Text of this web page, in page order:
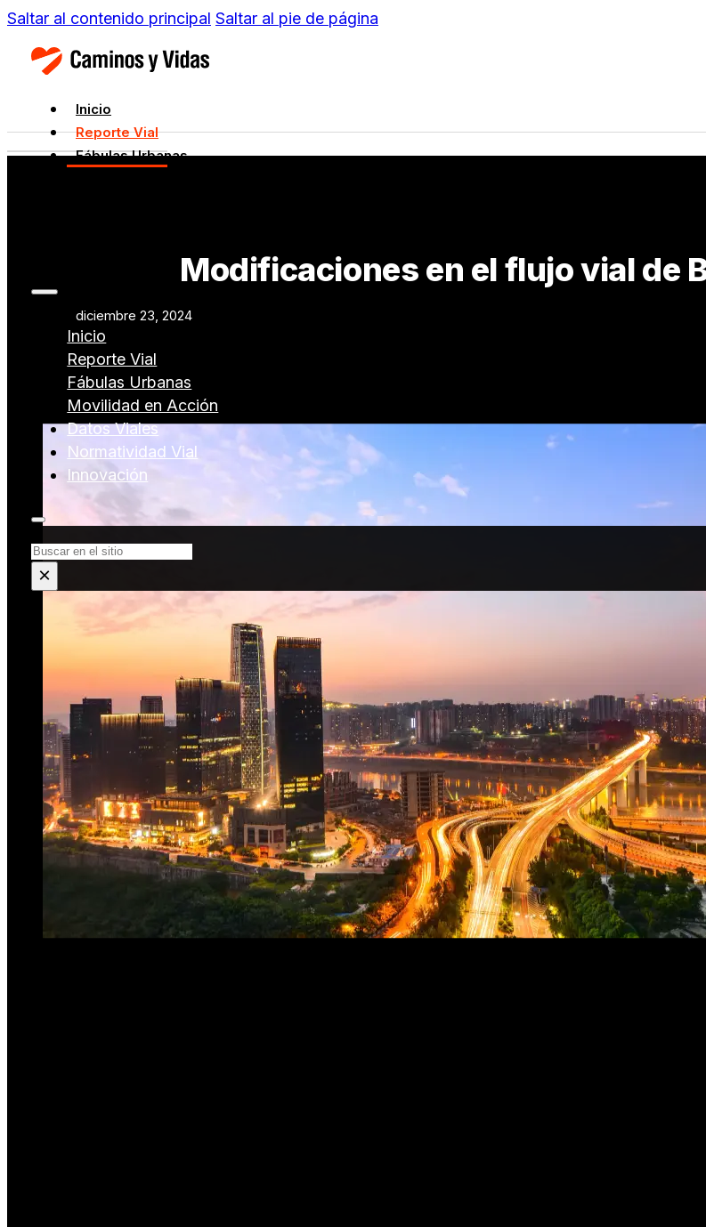
Saltar al contenido principal Saltar al pie de página
Inicio
Reporte Vial
Fábulas Urbanas
Inicio
Reporte Vial
Fábulas Urbanas
Movilidad en Acción
Datos Viales
Normatividad Vial
Innovación
Buscar
×
Modificaciones en el flujo vial de
diciembre 23, 2024